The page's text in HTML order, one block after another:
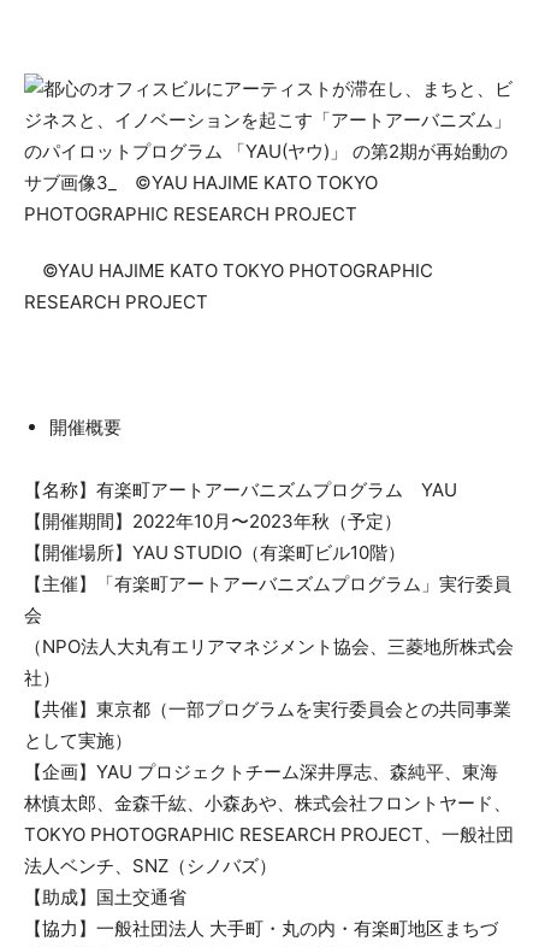
©YAU HAJIME KATO TOKYO PHOTOGRAPHIC
RESEARCH PROJECT
開催概要
【名称】有楽町アートアーバニズムプログラム YAU
【開催期間】2022年10月〜2023年秋（予定）
【開催場所】YAU STUDIO（有楽町ビル10階）
【主催】「有楽町アートアーバニズムプログラム」実行委員
会
（NPO法人大丸有エリアマネジメント協会、三菱地所株式会
社）
【共催】東京都（一部プログラムを実行委員会との共同事業
として実施）
【企画】YAU プロジェクトチーム深井厚志、森純平、東海
林慎太郎、⾦森千紘、小森あや、株式会社フロントヤード、
TOKYO PHOTOGRAPHIC RESEARCH PROJECT、一般社団
法人ベンチ、SNZ（シノバズ）
【助成】国土交通省
【協力】一般社団法人 大手町・丸の内・有楽町地区まちづ